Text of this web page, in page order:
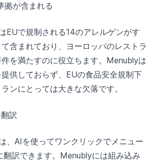
拠が含まれる
EUで規制される14のアレルゲンがす
含まれており、ヨーロッパのレストラ
を満たすのに役立ちます。Menublyは
供しておらず、EUの食品安全規制下
ンにとっては大きな欠落です。
訳
、AIを使ってワンクリックでメニュー
翻訳できます。Menublyには組み込み